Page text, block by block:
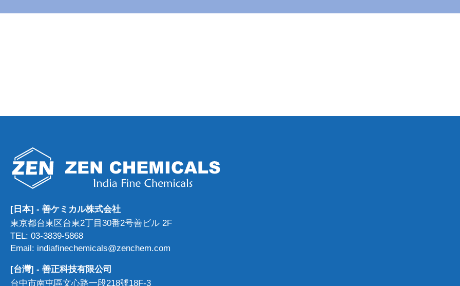
[日本] - 善ケミカル株式会社
東京都台東区台東2丁目30番2号善ビル 2F
TEL: 03-3839-5868
Email: indiafinechemicals@zenchem.com
[台灣] - 善正科技有限公司
台中市南屯區文心路一段218號18F-3